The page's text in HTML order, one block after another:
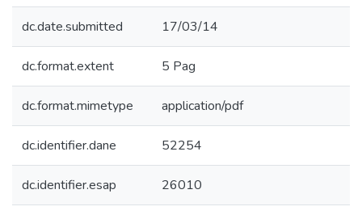
dc.date.submitted 17/03/14
dc.format.extent 5 Pag
dc.format.mimetype application/pdf
dc.identifier.dane 52254
dc.identifier.esap 26010